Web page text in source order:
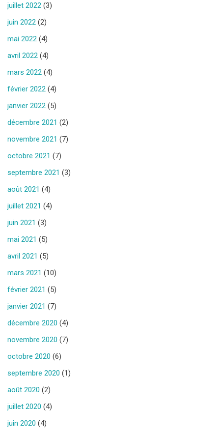
juillet 2022 (3)
juin 2022 (2)
mai 2022 (4)
avril 2022 (4)
mars 2022 (4)
février 2022 (4)
janvier 2022 (5)
décembre 2021 (2)
novembre 2021 (7)
octobre 2021 (7)
septembre 2021 (3)
août 2021 (4)
juillet 2021 (4)
juin 2021 (3)
mai 2021 (5)
avril 2021 (5)
mars 2021 (10)
février 2021 (5)
janvier 2021 (7)
décembre 2020 (4)
novembre 2020 (7)
octobre 2020 (6)
septembre 2020 (1)
août 2020 (2)
juillet 2020 (4)
juin 2020 (4)